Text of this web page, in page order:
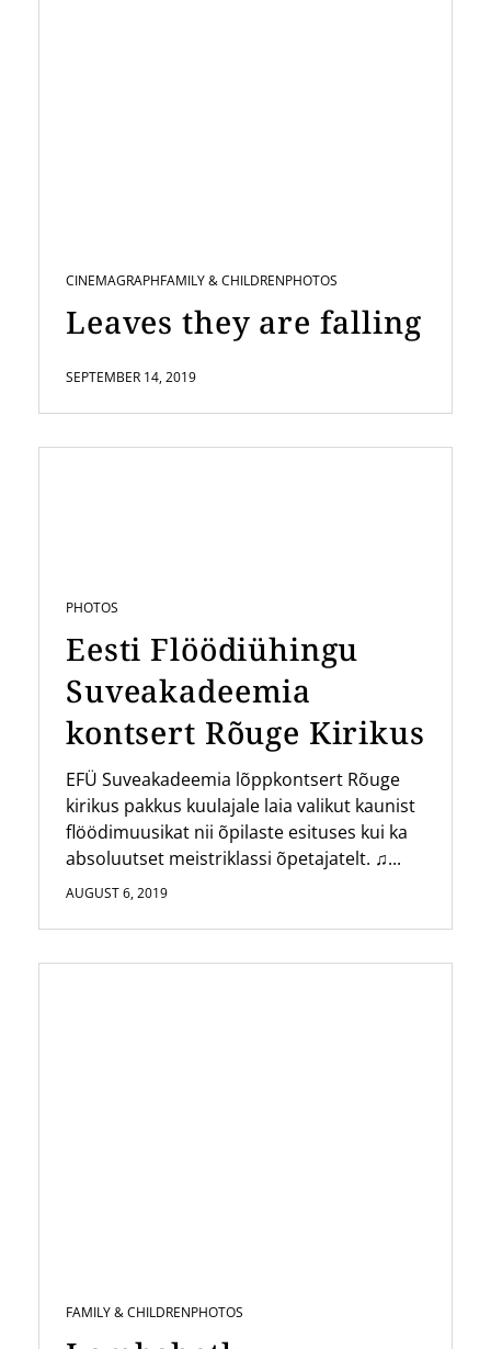
CINEMAGRAPHFAMILY & CHILDRENPHOTOS
Leaves they are falling
SEPTEMBER 14, 2019
PHOTOS
Eesti Flöödiühingu
Suveakadeemia
kontsert Rõuge Kirikus
EFÜ Suveakadeemia lõppkontsert Rõuge
kirikus pakkus kuulajale laia valikut kaunist
flöödimuusikat nii õpilaste esituses kui ka
absoluutset meistriklassi õpetajatelt. ♫...
AUGUST 6, 2019
FAMILY & CHILDRENPHOTOS